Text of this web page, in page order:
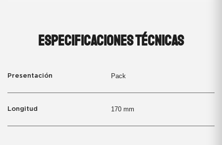
ESPECIFICACIONES TÉCNICAS
Presentación Pack
Longitud 170 mm